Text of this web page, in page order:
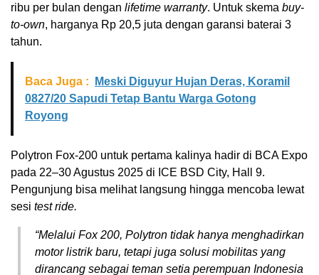
ribu per bulan dengan lifetime warranty. Untuk skema buy-
to-own, harganya Rp 20,5 juta dengan garansi baterai 3
tahun.
Baca Juga :
Meski Diguyur Hujan Deras, Koramil
0827/20 Sapudi Tetap Bantu Warga Gotong
Royong
Polytron Fox-200 untuk pertama kalinya hadir di BCA Expo
pada 22–30 Agustus 2025 di ICE BSD City, Hall 9.
Pengunjung bisa melihat langsung hingga mencoba lewat
sesi test ride.
“Melalui Fox 200, Polytron tidak hanya menghadirkan
motor listrik baru, tetapi juga solusi mobilitas yang
dirancang sebagai teman setia perempuan Indonesia